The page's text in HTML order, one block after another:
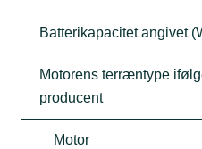
Batterikapacitet angivet
Motorens terræntype
producent
Motor